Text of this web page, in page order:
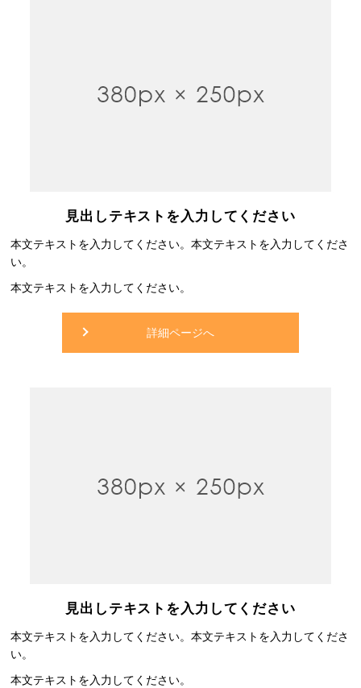
見出しテキストを入力してください
本文テキストを入力してください。本文テキストを入力してくださ
い。
本文テキストを入力してください。
詳細ページへ
見出しテキストを入力してください
本文テキストを入力してください。本文テキストを入力してくださ
い。
本文テキストを入力してください。